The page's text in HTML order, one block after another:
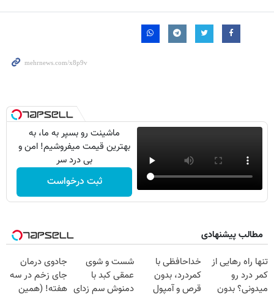
ماشینت رو بسپر به ما، به
بهترین قیمت میفروشیم! امن و
بی درد سر
ثبت درخواست
مطالب پیشنهادی
تنها راه رهایی از
کمر درد رو
میدونی؟ بدون
خداحافظی با
کمردرد، بدون
قرص و آمپول
شست و شوی
عمقی کبد با
دمنوش سم زدای
جادوی درمان
جای زخم در سه
هفته! (همین